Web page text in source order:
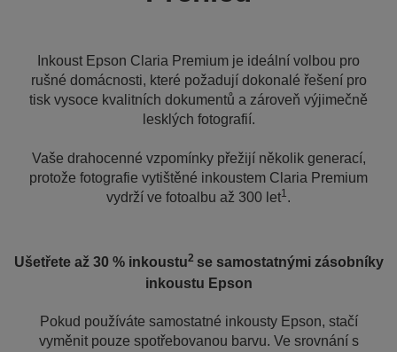
Inkoust Epson Claria Premium je ideální volbou pro
rušné domácnosti, které požadují dokonalé řešení pro
tisk vysoce kvalitních dokumentů a zároveň výjimečně
lesklých fotografií.
Vaše drahocenné vzpomínky přežijí několik generací,
protože fotografie vytištěné inkoustem Claria Premium
vydrží ve fotoalbu až 300 let1.
Ušetřete až 30 % inkoustu2 se samostatnými zásobníky
inkoustu Epson
Pokud používáte samostatné inkousty Epson, stačí
vyměnit pouze spotřebovanou barvu. Ve srovnání s